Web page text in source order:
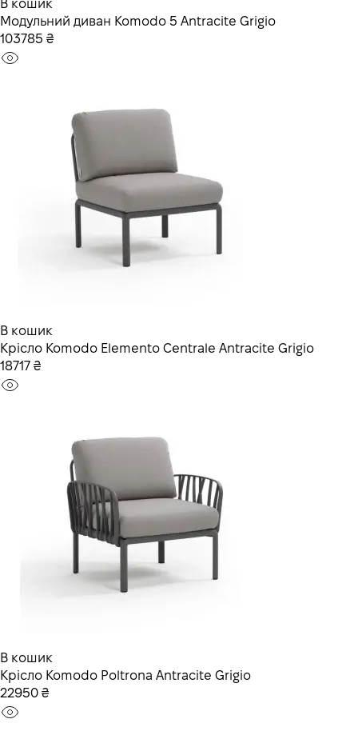
В кошик
Модульний диван Komodo 5 Antracite Grigio
103785 ₴
В кошик
Крісло Komodo Elemento Centrale Antracite Grigio
18717 ₴
В кошик
Крісло Komodo Poltrona Antracite Grigio
22950 ₴